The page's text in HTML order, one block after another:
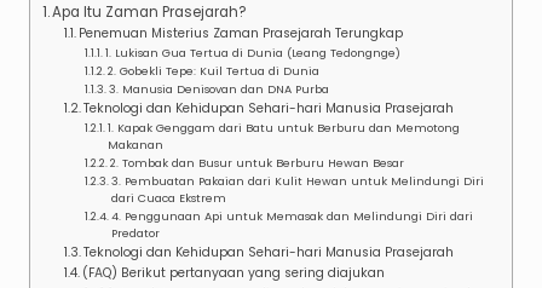
Apa Itu Zaman Prasejarah?
Penemuan Misterius Zaman Prasejarah Terungkap
1. Lukisan Gua Tertua di Dunia (Leang Tedongnge)
2. Gobekli Tepe: Kuil Tertua di Dunia
3. Manusia Denisovan dan DNA Purba
Teknologi dan Kehidupan Sehari-hari Manusia Prasejarah
1. Kapak Genggam dari Batu untuk Berburu dan Memotong
Makanan
2. Tombak dan Busur untuk Berburu Hewan Besar
3. Pembuatan Pakaian dari Kulit Hewan untuk Melindungi Diri
dari Cuaca Ekstrem
4. Penggunaan Api untuk Memasak dan Melindungi Diri dari
Predator
Teknologi dan Kehidupan Sehari-hari Manusia Prasejarah
(FAQ) Berikut pertanyaan yang sering diajukan